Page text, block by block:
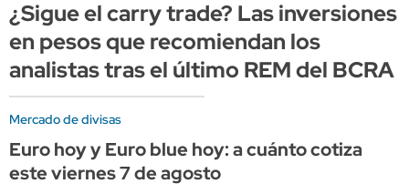
¿Sigue el carry trade? Las inversiones
en pesos que recomiendan los
analistas tras el último REM del BCRA
Mercado de divisas
Euro hoy y Euro blue hoy: a cuánto cotiza
este viernes 7 de agosto